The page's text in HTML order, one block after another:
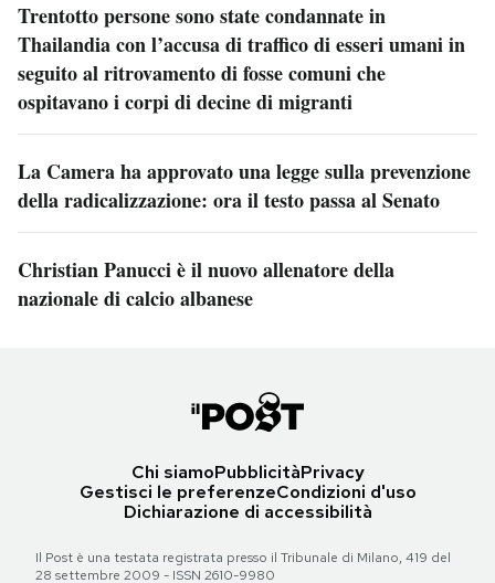
Trentotto persone sono state condannate in
Thailandia con l’accusa di traffico di esseri umani in
seguito al ritrovamento di fosse comuni che
ospitavano i corpi di decine di migranti
La Camera ha approvato una legge sulla prevenzione
della radicalizzazione: ora il testo passa al Senato
Christian Panucci è il nuovo allenatore della
nazionale di calcio albanese
Chi siamoPubblicitàPrivacy
Gestisci le preferenzeCondizioni d'uso
Dichiarazione di accessibilità
Il Post è una testata registrata presso il Tribunale di Milano, 419 del
28 settembre 2009 - ISSN 2610-9980